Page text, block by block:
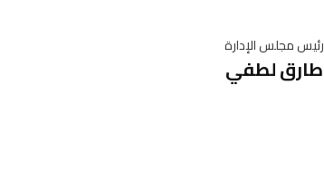
رئيس مجلس الإدارة
طارق لطفي